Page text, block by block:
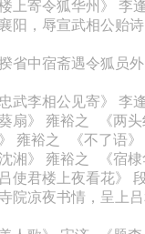
楼上寄令狐华州》 李
襄阳，辱宣武相公贻
揆省中宿斋遇令狐员
忠武李相公见寄》 李
扇》 雍裕之
《两
雍裕之
《不了语
湘》 雍裕之
《宿
吕使君楼上夜看花》
寺院凉夜书情，呈上